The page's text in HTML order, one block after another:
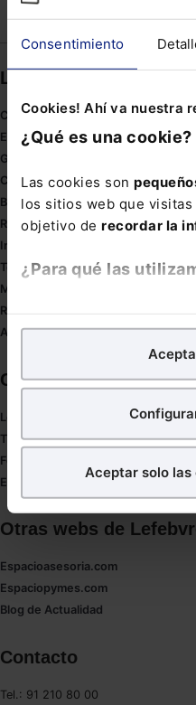
Consentimiento
Cookies! Ahí va nuestra
¿Qué es una cookie?
Las cookies son
los sitios web que visitas
objetivo de recordar la
¿Para qué las
analíticospara tratar de
nuestra página web.
para poder mostrarte
¿Qué puedes hacer?
en la web sea óptima
Puedesaceptar solo las
También puedes
seleccionar solo
navegador. Si no
Aceptar solo
Compartir
Links directos
Coronavirus
Estudio de salud abogacía
Gestión de despachos
Compliance
Buenas Prácticas Tributarias
RGPD
Innovación
Tesauro
Mapa web
Redirect sitemap
Autores de El Derecho
Corporativo
Lefebvre
Tienda online
Formación
Empleos
Otras webs de
Espacioasesoria.com
Espaciopymes.com
Blog de Actualidad
Contacto
Tel.: 91 210 80 00